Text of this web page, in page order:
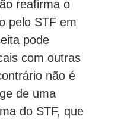
reafirma o
pelo STF em
pode
com outras
não é
de uma
do STF, que